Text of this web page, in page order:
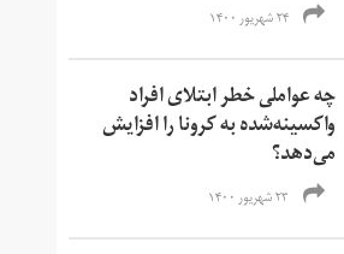
۲۴ شهریور ۱۴۰۰
چه عواملی خطر ابتلای افراد
واکسینه‌شده به کرونا را افزایش
می‌دهد؟
۲۳ شهریور ۱۴۰۰